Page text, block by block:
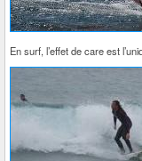
En surf, l’effet de care est